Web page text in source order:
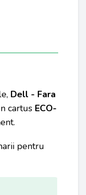
Dell - Fara
cartus ECO-
pentru